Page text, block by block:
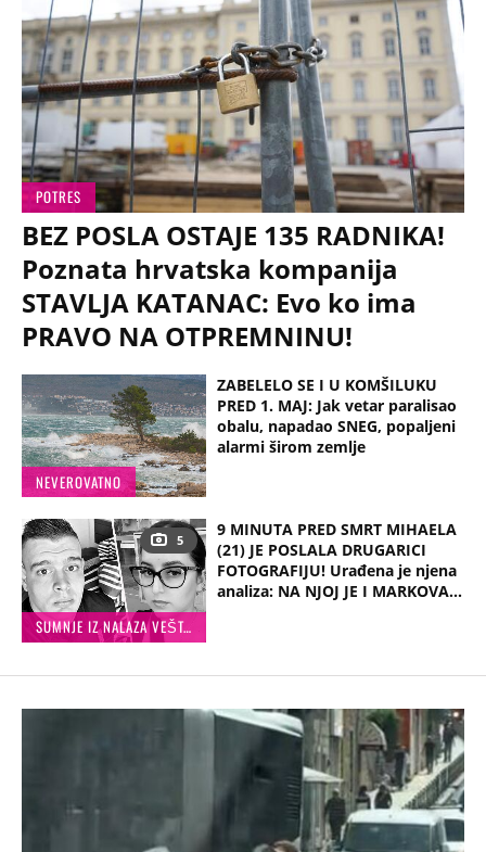
NEVEROVATNO
ZABELELO SE I U KOMŠILUKU
PRED 1. MAJ: Jak vetar paralisao
obalu, napadao SNEG, popaljeni
alarmi širom zemlje
5
SUMNJE IZ NALAZA VEŠTAKA
9 MINUTA PRED SMRT MIHAELA
(21) JE POSLALA DRUGARICI
FOTOGRAFIJU! Urađena je njena
analiza: NA NJOJ JE I MARKOVA...
POTRES
BEZ POSLA OSTAJE 135 RADNIKA!
Poznata hrvatska kompanija
STAVLJA KATANAC: Evo ko ima
PRAVO NA OTPREMNINU!